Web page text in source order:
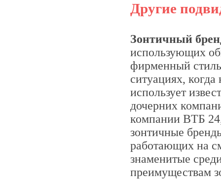
Другие
Зонтичный
использующих
фирменный
ситуациях,
использует
дочерних
компании ВТБ
зонтичные
работающих на
знаменитые
преимуществам